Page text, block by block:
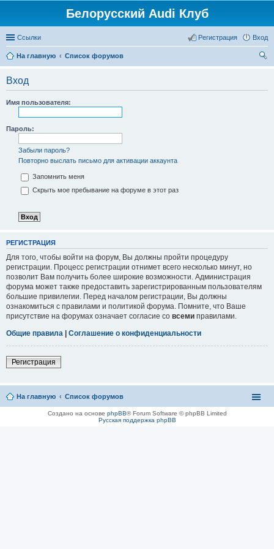
Белорусский Audi Клуб
Ссылки Вход
Регистрация
На главную
Список форумов
Вход
Имя пользователя:
Пароль:
Забыли пароль?
Повторно выслать письмо для активации аккаунта
Запомнить меня
Скрыть мое пребывание на форуме в этот раз
РЕГИСТРАЦИЯ
Для того, чтобы войти на форум, Вы должны пройти процедуру
регистрации. Процесс регистрации отнимет всего несколько минут, но
позволит Вам получить более широкие возможности. Администрация
форума может также предоставить зарегистрированным пользователям
большие привилегии. Перед началом регистрации, Вы должны
ознакомиться с правилами и политикой форума. Помните, что Ваше
присутствие на форумах означает согласие со всеми правилами.
Общие правила | Соглашение о конфиденциальности
Регистрация
На главную Список форумов
Создано на основе phpBB® Forum Software © phpBB Limited
Русская поддержка phpBB